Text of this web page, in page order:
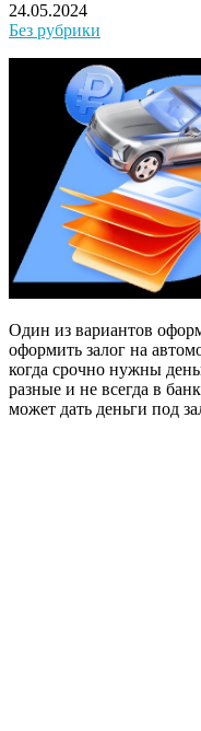
24.05.2024
Без рубрики
Один из вариантов
оформить залог на
когда срочно нужны
разные и не всегда в
может дать деньги под